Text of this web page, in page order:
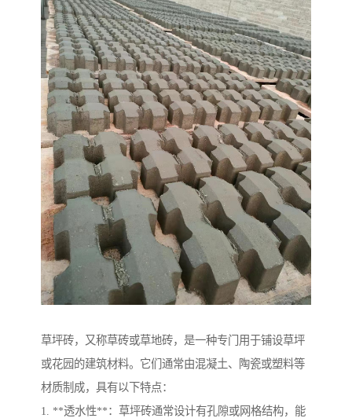
草坪砖，又称草砖或草地砖，是一种专门用于铺设草坪
或花园的建筑材料。它们通常由混凝土、陶瓷或塑料等
材质制成，具有以下特点：
1. **透水性**：草坪砖通常设计有孔隙或网格结构，能